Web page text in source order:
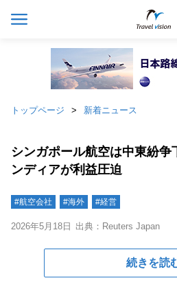
トップページ 新着ニュース
シンガポール航空は中東紛争
ンディアが利益圧迫
#航空会社 #海外 #経営
2026年5月18日 出典：Reuters Japan
続きを読